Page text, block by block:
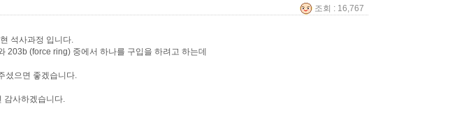
조회 : 16,767
석사과정 입니다.
(force ring) 중에서 하나를 구입을 하려고 하는데
셨으면 좋겠습니다.
감사하겠습니다.